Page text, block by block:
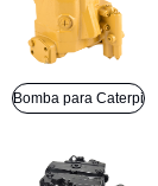
Bomba para
PRODUCTOS